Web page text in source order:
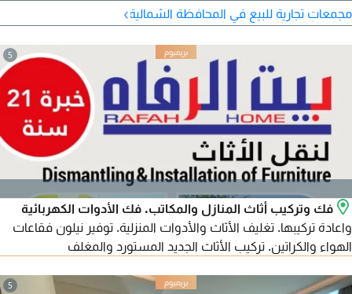
مجمعات تجارية للبيع في المحافظة الشمالية›
5
فك وتركيب أثاث المنازل والمكاتب. فك الأدوات الكهربائية
واعادة تركيبها. تغليف الأثاث والأدوات المنزلية. توفير نيلون فقاعات
الهواء والكراتين. تركيب الأثاث الجديد المستورد والمغلف
5